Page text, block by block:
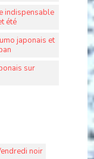
indispensable
été
japonais et
sur
noir